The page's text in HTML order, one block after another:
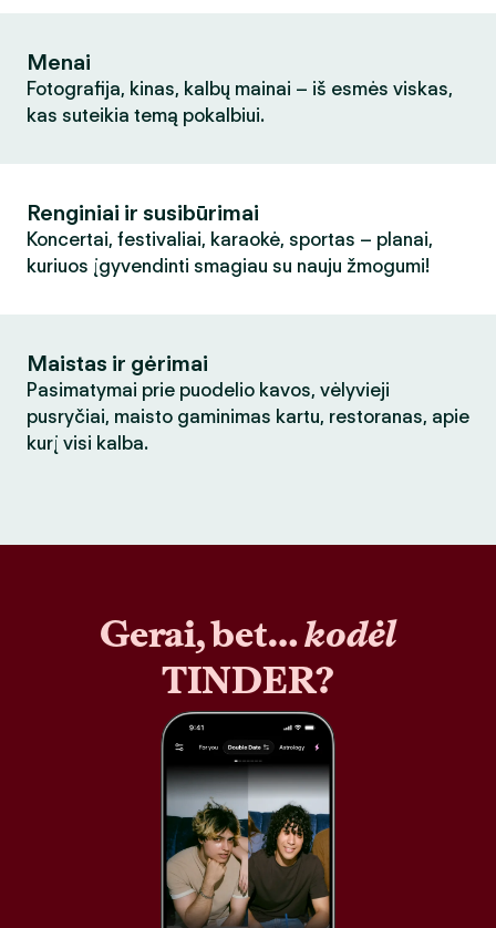
Menai
Fotografija, kinas, kalbų mainai – iš esmės viskas,
kas suteikia temą pokalbiui.
Renginiai ir susibūrimai
Koncertai, festivaliai, karaokė, sportas – planai,
kuriuos įgyvendinti smagiau su nauju žmogumi!
Maistas ir gėrimai
Pasimatymai prie puodelio kavos, vėlyvieji
pusryčiai, maisto gaminimas kartu, restoranas, apie
kurį visi kalba.
Gerai, bet…kodėl
TINDER?